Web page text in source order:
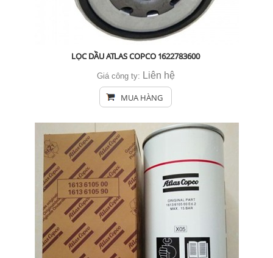
LỌC DẦU ATLAS COPCO 1622783600
Giá công ty: Liên hệ
MUA HÀNG